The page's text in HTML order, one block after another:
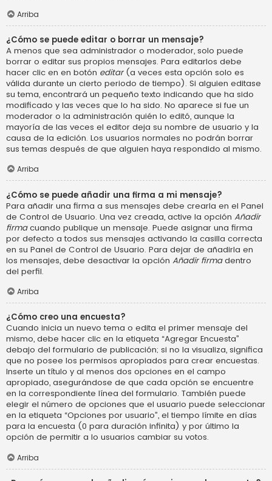
Arriba
¿Cómo se puede editar o borrar un mensaje?
A menos que sea administrador o moderador, solo puede
borrar o editar sus propios mensajes. Para editarlos debe
hacer clic en en botón editar(a veces esta opción solo es
válida durante un cierto periodo de tiempo). Si alguien editase
su tema, encontrará un pequeño texto indicando que ha sido
modificado y las veces que lo ha sido. No aparece si fue un
moderador o la administración quién lo editó, aunque la
mayoría de las veces el editor deja su nombre de usuario y la
causa de la edición. Los usuarios normales no podrán borrar
sus temas después de que alguien haya respondido al mismo.
Arriba
¿Cómo se puede añadir una firma a mi mensaje?
Para añadir una firma a sus mensajes debe crearla en el Panel
de Control de Usuario. Una vez creada, active la opción Añadir
firmacuando publique un mensaje. Puede asignar una firma
por defecto a todos sus mensajes activando la casilla correcta
en su Panel de Control de Usuario. Para dejar de añadirla en
los mensajes, debe desactivar la opción Añadir firmadentro
del perfil.
Arriba
¿Cómo creo una encuesta?
Cuando inicia un nuevo tema o edita el primer mensaje del
mismo, debe hacer clic en la etiqueta “Agregar Encuesta”
debajo del formulario de publicación; si no la visualiza, significa
que no posee los permisos apropiados para crear encuestas.
Inserte un título y al menos dos opciones en el campo
apropiado, asegurándose de que cada opción se encuentre
en la correspondiente línea del formulario. También puede
elegir el número de opciones que el usuario puede seleccionar
en la etiqueta “Opciones por usuario”, el tiempo límite en días
para la encuesta (0 para duración infinita) y por último la
opción de permitir a lo usuarios cambiar su votos.
Arriba